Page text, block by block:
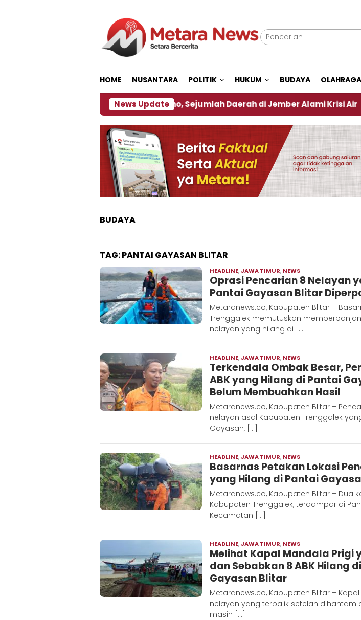
HOME NUSANTARA POLITIK HUKUM BUDAYA OLAHRAGA
News Update
Dampak El Nino, Sejumlah Daerah di Jember Alami Krisi Air
BUDAYA
TAG:PANTAI GAYASAN BLITAR
HEADLINE,JAWA TIMUR, NEWS
Hadi
Oprasi Pencarian 8 Nelayan
Pantai Gayasan Blitar
Metaranews.co, Kabupaten Blitar –
Trenggalek memutuskan
nelayan yang hilang di […]
HEADLINE,JAWA TIMUR, NEWS
Hadi
Terkendala Ombak Besar,
ABK yang Hilang di Pantai
Belum Membuahkan Hasil
Metaranews.co, Kabupaten Blitar –
nelayan asal Kabupaten Trenggalek
Gayasan, […]
HEADLINE,JAWA TIMUR, NEWS
Hadi
Basarnas Petakan Lokasi
yang Hilang di Pantai
Metaranews.co, Kabupaten Blitar – Dua
Kabupaten Trenggalek, terdampar di
Kecamatan […]
HEADLINE,JAWA TIMUR, NEWS
Hadi
Melihat Kapal Mandala Prigi
dan Sebabkan 8 ABK Hilang
Gayasan Blitar
Metaranews.co, Kabupaten Blitar –
nelayan yang terbalik setelah dihantam
masih […]